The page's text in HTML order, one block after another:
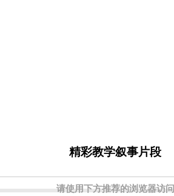
请使用下方推荐的浏览器访问
精彩教学叙事片段